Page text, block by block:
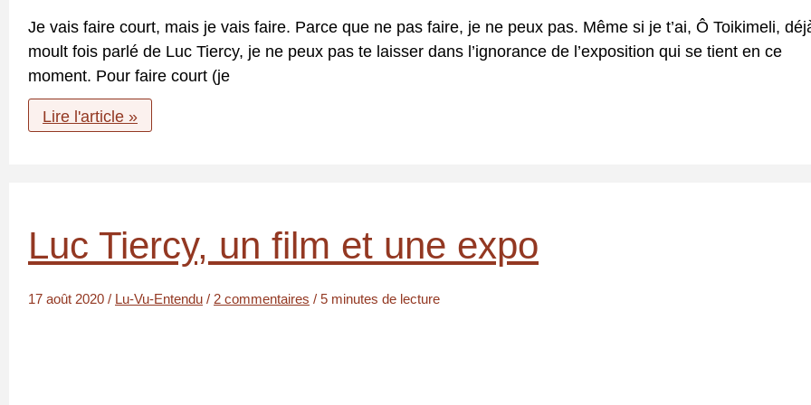
Je vais faire court, mais je vais faire. Parce que ne pas faire, je ne peux pas. Même si je t’ai, Ô Toikimeli,
moult fois parlé de Luc Tiercy, je ne peux pas te laisser dans l’ignorance de l’exposition qui se tient en ce
moment. Pour faire court (je
ÉPURE
/
Lire l'article »
Luc Tiercy, un film et une expo
17 août 2020 / Lu-Vu-Entendu / 2 commentaires / 5 minutes de lecture